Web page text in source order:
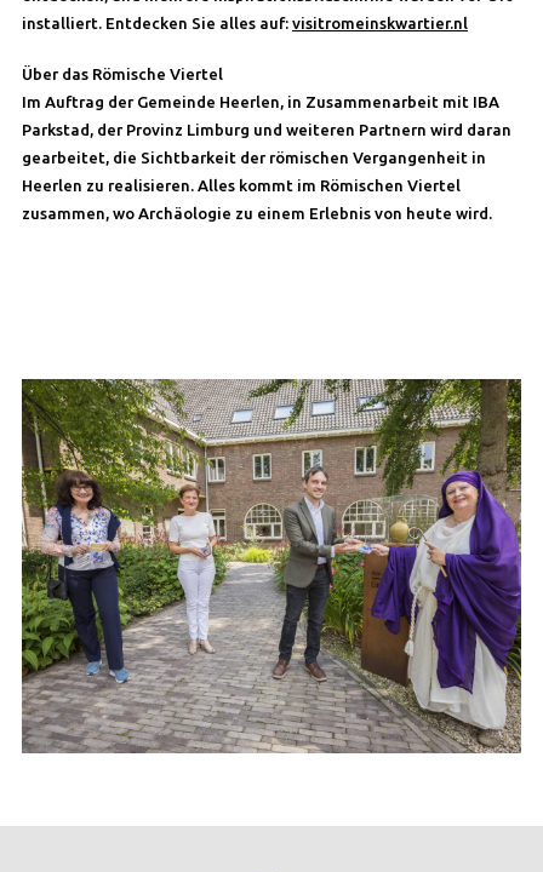
installiert. Entdecken Sie alles auf: visitromeinskwartier.nl
Über das Römische Viertel
Im Auftrag der Gemeinde Heerlen, in Zusammenarbeit mit IBA
Parkstad, der Provinz Limburg und weiteren Partnern wird daran
gearbeitet, die Sichtbarkeit der römischen Vergangenheit in
Heerlen zu realisieren. Alles kommt im Römischen Viertel
zusammen, wo Archäologie zu einem Erlebnis von heute wird.